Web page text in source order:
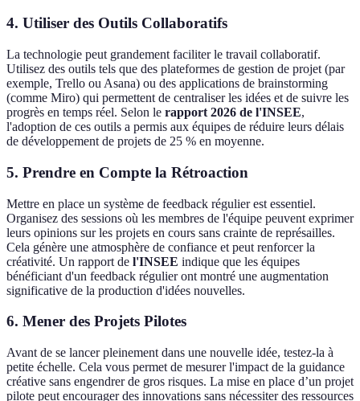
4. Utiliser des Outils Collaboratifs
La technologie peut grandement faciliter le travail collaboratif.
Utilisez des outils tels que des plateformes de gestion de projet (par
exemple, Trello ou Asana) ou des applications de brainstorming
(comme Miro) qui permettent de centraliser les idées et de suivre les
progrès en temps réel. Selon le rapport 2026 de l'INSEE,
l'adoption de ces outils a permis aux équipes de réduire leurs délais
de développement de projets de 25 % en moyenne.
5. Prendre en Compte la Rétroaction
Mettre en place un système de feedback régulier est essentiel.
Organisez des sessions où les membres de l'équipe peuvent exprimer
leurs opinions sur les projets en cours sans crainte de représailles.
Cela génère une atmosphère de confiance et peut renforcer la
créativité. Un rapport de l'INSEE indique que les équipes
bénéficiant d'un feedback régulier ont montré une augmentation
significative de la production d'idées nouvelles.
6. Mener des Projets Pilotes
Avant de se lancer pleinement dans une nouvelle idée, testez-la à
petite échelle. Cela vous permet de mesurer l'impact de la guidance
créative sans engendrer de gros risques. La mise en place d’un projet
pilote peut encourager des innovations sans nécessiter des ressources